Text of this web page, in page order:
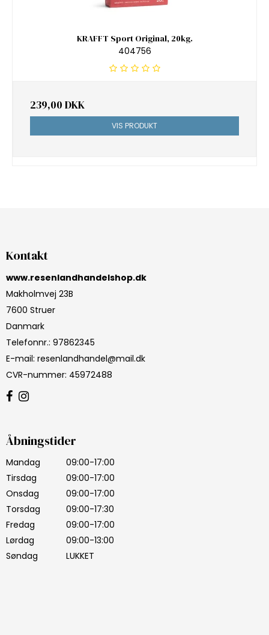
KRAFFT Sport Original, 20kg.
404756
239,00 DKK
VIS PRODUKT
Kontakt
www.resenlandhandelshop.dk
Makholmvej 23B
7600 Struer
Danmark
Telefonnr.: 97862345
E-mail: resenlandhandel@mail.dk
CVR-nummer: 45972488
Åbningstider
Mandag
09:00-17:00
Tirsdag
09:00-17:00
Onsdag
09:00-17:00
Torsdag
09:00-17:30
Fredag
09:00-17:00
Lørdag
09:00-13:00
Søndag
LUKKET